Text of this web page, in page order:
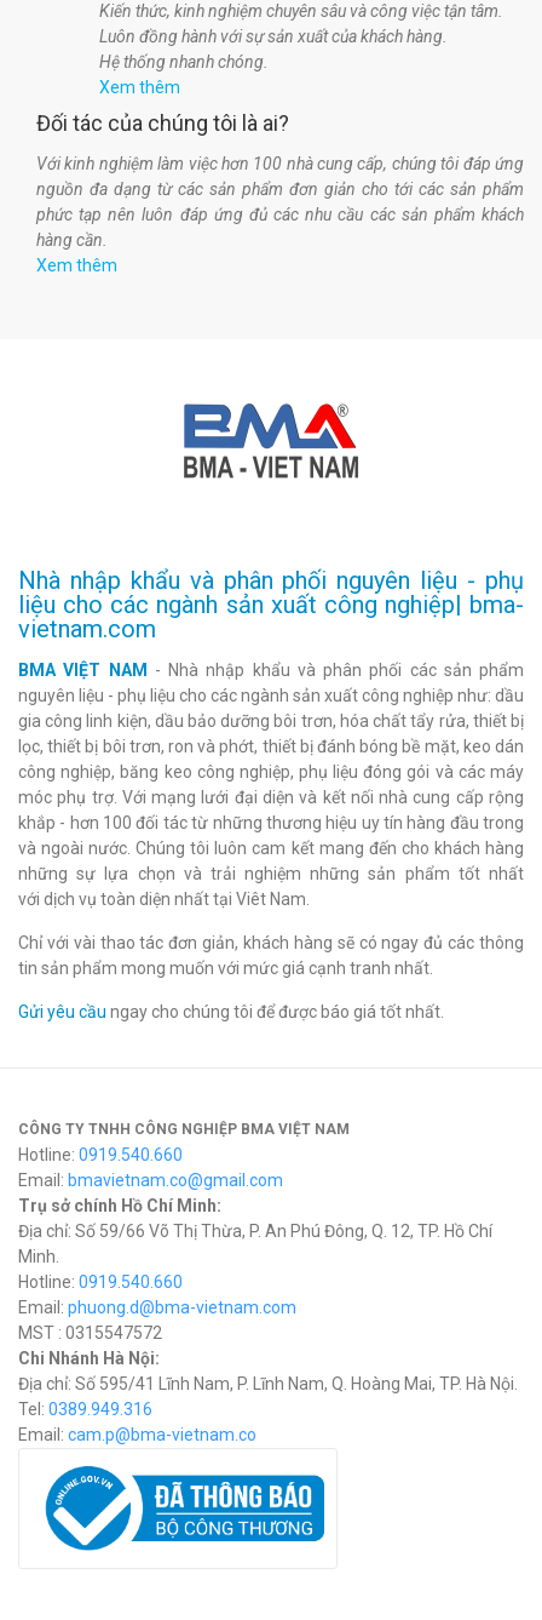
Kiến thức, kinh nghiệm chuyên sâu và công việc tận tâm.
Luôn đồng hành với sự sản xuất của khách hàng.
Hệ thống nhanh chóng.
Xem thêm
Đối tác của chúng tôi là ai?
Với kinh nghiệm làm việc hơn 100 nhà cung cấp, chúng tôi đáp ứng
nguồn đa dạng từ các sản phẩm đơn giản cho tới các sản phẩm
phức tạp nên luôn đáp ứng đủ các nhu cầu các sản phẩm khách
hàng cần.
Xem thêm
Nhà nhập khẩu và phân phối nguyên liệu - phụ
liệu cho các ngành sản xuất công nghiệp| bma-
vietnam.com
BMA VIỆT NAM
- Nhà nhập khẩu và phân phối các sản phẩm
nguyên liệu - phụ liệu cho các ngành sản xuất công nghiệp như: dầu
gia công linh kiện, dầu bảo dưỡng bôi trơn, hóa chất tẩy rửa, thiết bị
lọc, thiết bị bôi trơn, ron và phớt, thiết bị đánh bóng bề mặt, keo dán
công nghiệp, băng keo công nghiệp, phụ liệu đóng gói và các máy
móc phụ trợ. Với mạng lưới đại diện và kết nối nhà cung cấp rộng
khắp - hơn 100 đối tác từ những thương hiệu uy tín hàng đầu trong
và ngoài nước. Chúng tôi luôn cam kết mang đến cho khách hàng
những sự lựa chọn và trải nghiệm những sản phẩm tốt nhất
với dịch vụ toàn diện nhất tại Viêt Nam.
Chỉ với vài thao tác đơn giản, khách hàng sẽ có ngay đủ các thông
tin sản phẩm mong muốn với mức giá cạnh tranh nhất.
Gửi yêu cầu ngay cho chúng tôi để được báo giá tốt nhất.
CÔNG TY TNHH CÔNG NGHIỆP BMA VIỆT NAM
Hotline: 0919.540.660
Email: bmavietnam.co@gmail.com
Trụ sở chính Hồ Chí Minh:
Địa chỉ: Số 59/66 Võ Thị Thừa, P. An Phú Đông, Q. 12, TP. Hồ Chí
Minh.
Hotline: 0919.540.660
Email: phuong.d@bma-vietnam.com
MST : 0315547572
Chi Nhánh Hà Nội:
Địa chỉ: Số 595/41 Lĩnh Nam, P. Lĩnh Nam, Q. Hoàng Mai, TP. Hà Nội.
Tel: 0389.949.316
Email: cam.p@bma-vietnam.co